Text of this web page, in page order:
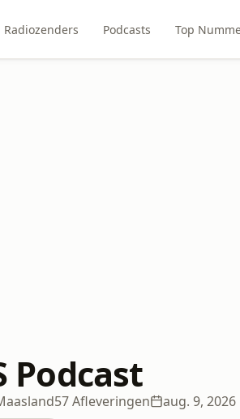
Radiozenders Podcasts Top
Podcast
57 Afleveringen aug. 9, 2026